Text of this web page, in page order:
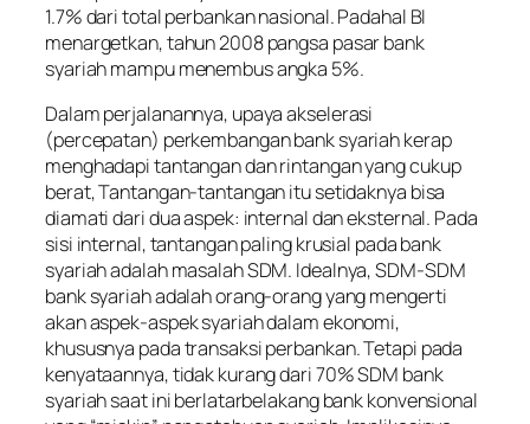
1.7% dari total perbankan nasional. Padahal BI
menargetkan, tahun 2008 pangsa pasar bank
syariah mampu menembus angka 5%.
Dalam perjalanannya, upaya akselerasi
(percepatan) perkembangan bank syariah kerap
menghadapi tantangan dan rintangan yang cukup
berat, Tantangan-tantangan itu setidaknya bisa
diamati dari dua aspek: internal dan eksternal. Pada
sisi internal, tantangan paling krusial pada bank
syariah adalah masalah SDM. Idealnya, SDM-SDM
bank syariah adalah orang-orang yang mengerti
akan aspek-aspek syariah dalam ekonomi,
khususnya pada transaksi perbankan. Tetapi pada
kenyataannya, tidak kurang dari 70% SDM bank
syariah saat ini berlatarbelakang bank konvensional